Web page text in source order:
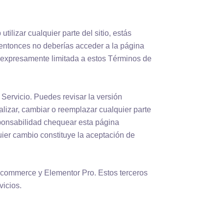
cualquier parte del sitio, estás
no deberías acceder a la página
limitada a estos Términos de
Puedes revisar la versión
cambiar o reemplazar cualquier parte
chequear esta página
cambio constituye la aceptación de
y Elementor Pro. Estos terceros